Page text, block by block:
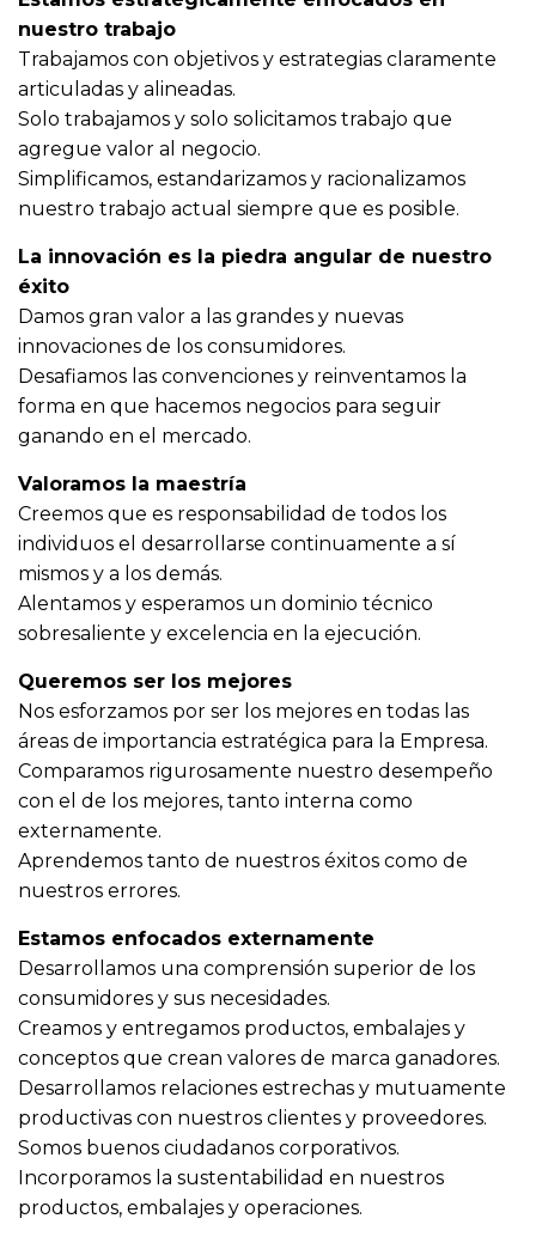
nuestro trabajo
Trabajamos con objetivos y estrategias claramente
articuladas y alineadas.
Solo trabajamos y solo solicitamos trabajo que
agregue valor al negocio.
Simplificamos, estandarizamos y racionalizamos
nuestro trabajo actual siempre que es posible.
La innovación es la piedra angular de nuestro
éxito
Damos gran valor a las grandes y nuevas
innovaciones de los consumidores.
Desafiamos las convenciones y reinventamos la
forma en que hacemos negocios para seguir
ganando en el mercado.
Valoramos la maestría
Creemos que es responsabilidad de todos los
individuos el desarrollarse continuamente a sí
mismos y a los demás.
Alentamos y esperamos un dominio técnico
sobresaliente y excelencia en la ejecución.
Queremos ser los mejores
Nos esforzamos por ser los mejores en todas las
áreas de importancia estratégica para la Empresa.
Comparamos rigurosamente nuestro desempeño
con el de los mejores, tanto interna como
externamente.
Aprendemos tanto de nuestros éxitos como de
nuestros errores.
Estamos enfocados externamente
Desarrollamos una comprensión superior de los
consumidores y sus necesidades.
Creamos y entregamos productos, embalajes y
conceptos que crean valores de marca ganadores.
Desarrollamos relaciones estrechas y mutuamente
productivas con nuestros clientes y proveedores.
Somos buenos ciudadanos corporativos.
Incorporamos la sustentabilidad en nuestros
productos, embalajes y operaciones.